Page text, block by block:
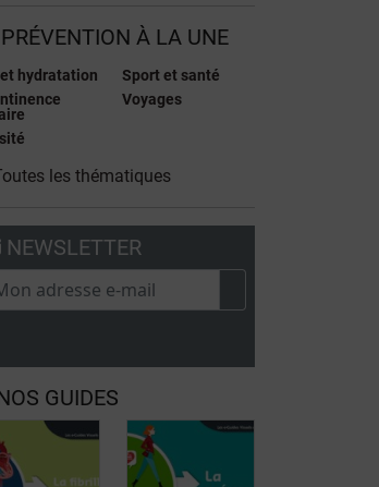
PRÉVENTION À LA UNE
et hydratation
Sport et santé
Voyages
les thématiques
NEWSLETTER
GUIDES